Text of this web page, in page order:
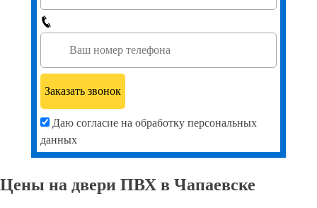
Даю согласие на обработку персональных
данных
Цены на двери ПВХ в Чапаевске